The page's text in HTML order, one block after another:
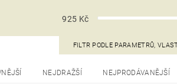
925 Kč
FILTR PODLE PARAMETRŮ,
NEJDRAŽŠÍ NEJPRODÁVANĚJŠÍ